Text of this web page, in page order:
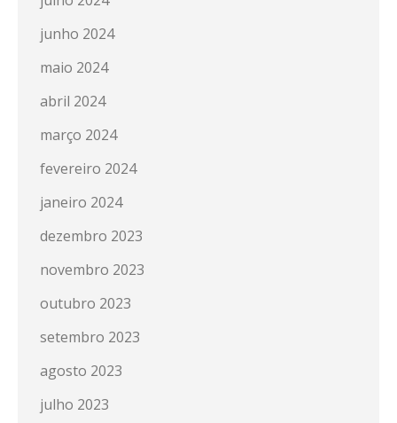
junho 2024
maio 2024
abril 2024
março 2024
fevereiro 2024
janeiro 2024
dezembro 2023
novembro 2023
outubro 2023
setembro 2023
agosto 2023
julho 2023